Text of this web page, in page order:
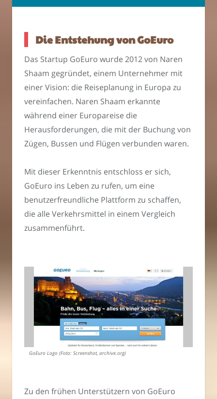
Die Entstehung von GoEuro
Das Startup GoEuro wurde 2012 von Naren
Shaam gegründet, einem Unternehmer mit
einer Vision: die Reiseplanung in Europa zu
vereinfachen. Naren Shaam erkannte
während einer Europareise die
Herausforderungen, die mit der Buchung von
Zügen, Bussen und Flügen verbunden waren.
Mit dieser Erkenntnis entschloss er sich,
GoEuro ins Leben zu rufen, um eine
benutzerfreundliche Plattform zu schaffen,
die alle Verkehrsmittel in einem Vergleich
zusammenführt.
GoEuro Logo (Foto: Screenshot, archive.org)
Zu den frühen Unterstützern von GoEuro